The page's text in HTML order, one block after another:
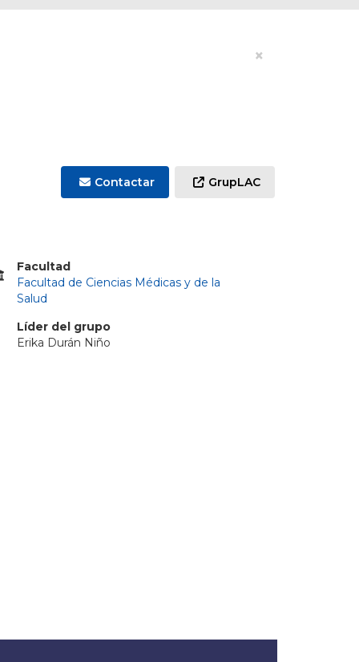
×
Contactar GrupLAC
Facultad
Facultad de Ciencias Médicas y de la
Salud
Líder del grupo
Erika Durán Niño